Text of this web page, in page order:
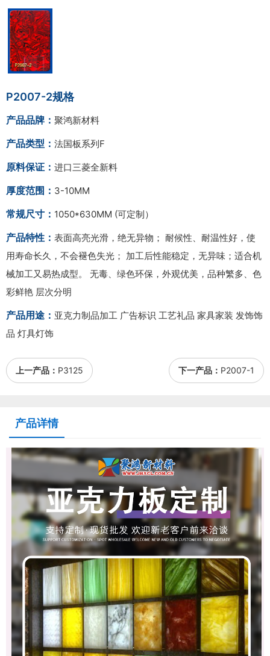
P2007-2规格
产品品牌： 聚鸿新材料
产品类型： 法国板系列F
原料保证： 进口三菱全新料
厚度范围： 3-10MM
常规尺寸： 1050*630MM (可定制）
产品特性： 表面高亮光滑，绝无异物； 耐候性、耐温性好，使
用寿命长久，不会褪色失光； 加工后性能稳定，无异味；适合机
械加工又易热成型。 无毒、绿色环保，外观优美，品种繁多、色
彩鲜艳 层次分明
产品用途： 亚克力制品加工 广告标识 工艺礼品 家具家装 发饰饰
品 灯具灯饰
上一产品： P3125 下一产品： P2007-1
产品详情